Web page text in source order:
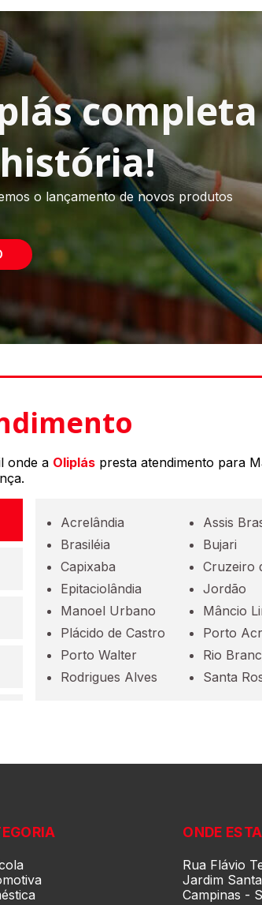
completa
o lançamento de novos produtos
onde a Oliplás presta atendimento para
Acrelândia
Assis
Brasiléia
Bujari
Capixaba
Cruzeiro
Epitaciolândia
Jordão
Manoel Urbano
Mâncio
Plácido de Castro
Porto
Porto Walter
Rio
Rodrigues Alves
Santa
ONDE
Rua Flávio
Jardim
Campinas -